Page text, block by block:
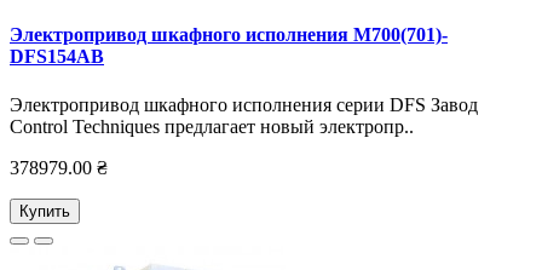
Электропривод шкафного исполнения M700(701)-
DFS154AB
Электропривод шкафного исполнения серии DFS Завод
Control Techniques предлагает новый электропр..
378979.00 ₴
Купить